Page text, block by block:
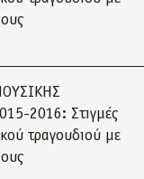
2016: Στιγμές
τραγουδιού με